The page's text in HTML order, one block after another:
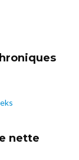
nette